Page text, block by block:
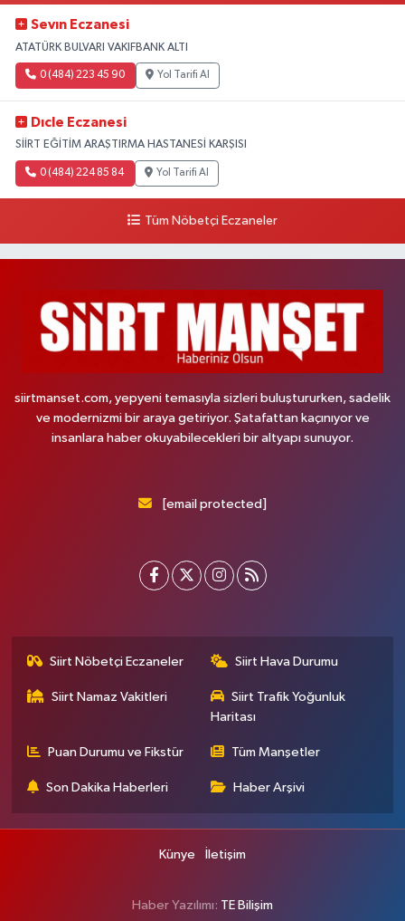
Sevın Eczanesi
ATATÜRK BULVARI VAKIFBANK ALTI
0 (484) 223 45 90 Yol Tarifi Al
Dıcle Eczanesi
SİİRT EĞİTİM ARAŞTIRMA HASTANESİ KARŞISI
0 (484) 224 85 84 Yol Tarifi Al
Tüm Nöbetçi Eczaneler
siirtmanset.com, yepyeni temasıyla sizleri buluştururken, sadelik
ve modernizmi bir araya getiriyor. Şatafattan kaçınıyor ve
insanlara haber okuyabilecekleri bir altyapı sunuyor.
[email protected]
Siirt Nöbetçi Eczaneler Siirt Hava Durumu
Siirt Namaz Vakitleri
Siirt Trafik Yoğunluk
Haritası
Puan Durumu ve Fikstür Tüm Manşetler
Son Dakika Haberleri Haber Arşivi
Künye İletişim
Haber Yazılımı: TE Bilişim